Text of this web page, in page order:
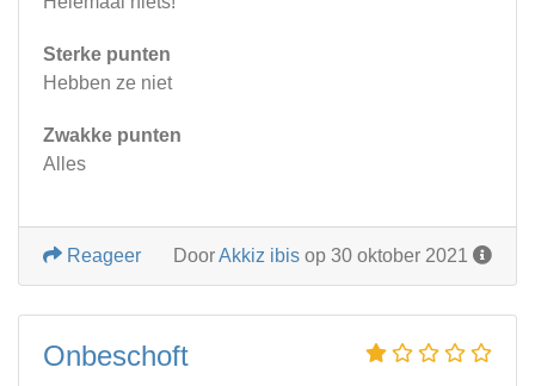
Sterke punten
Hebben ze niet
Zwakke punten
Alles
DoorAkkiz ibis op 30 oktober 2021
Reageer
Onbeschoft